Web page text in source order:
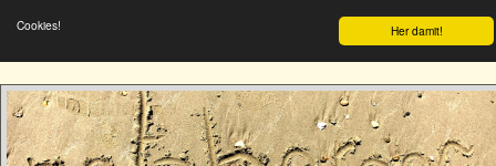
Her damit!
Cookies!